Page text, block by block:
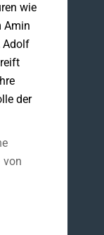
wie
Amin
Adolf
der
von